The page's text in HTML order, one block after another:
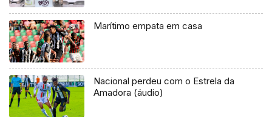
Marítimo empata em casa
Nacional perdeu com o Estrela da
Amadora (áudio)